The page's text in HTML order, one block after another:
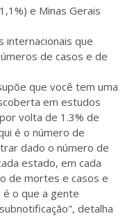
e Minas Gerais
internacionais que
de casos e de
que você tem uma
em estudos
volta de 1.3% de
é o número de
dado o número de
estado, em cada
de mortes e casos e
o que a gente
detalha